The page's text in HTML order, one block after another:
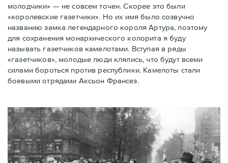
молодчики» — не совсем точен. Скорее это были
«королевские газетчики». Но их имя было созвучно
названию замка легендарного короля Артура, поэтому
для сохранения монархического колорита я буду
называть газетчиков камелотами. Вступая в ряды
«газетчиков», молодые люди клялись, что будут всеми
силами бороться против республики. Камелоты стали
боевыми отрядами Аксьон Франсез.